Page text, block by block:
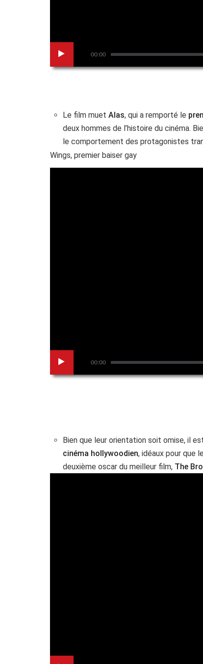
00:00
Le film muet Alas, qui a remporté le
deux hommes de l’histoire du cinéma.
le comportement des protagonistes
Wings, premier baiser gay
00:00
Bien que leur orientation soit omise, il
cinéma hollywoodien, idéaux pour que
deuxième oscar du meilleur film, The